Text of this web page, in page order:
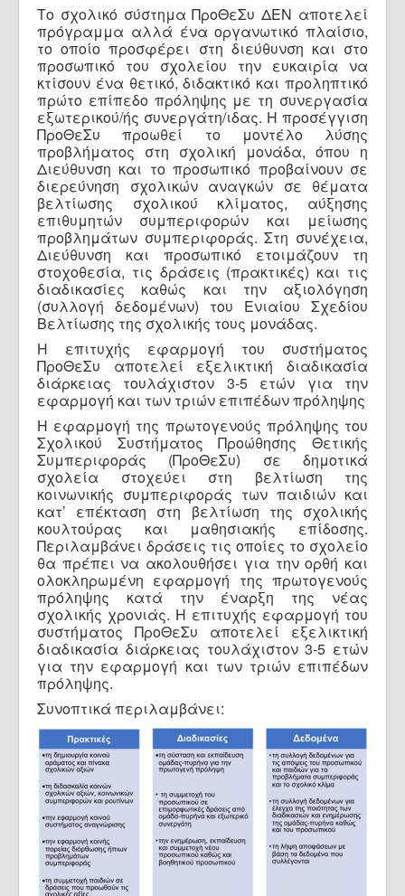
Το σχολικό σύστημα ΠροΘεΣυ ΔΕΝ αποτελεί
πρόγραμμα αλλά ένα οργανωτικό πλαίσιο,
το οποίο προσφέρει στη διεύθυνση και στο
προσωπικό του σχολείου την ευκαιρία να
κτίσουν ένα θετικό, διδακτικό και προληπτικό
πρώτο επίπεδο πρόληψης με τη συνεργασία
εξωτερικού/ής συνεργάτη/ιδας. Η προσέγγιση
ΠροΘεΣυ προωθεί το μοντέλο λύσης
προβλήματος στη σχολική μονάδα, όπου η
Διεύθυνση και το προσωπικό προβαίνουν σε
διερεύνηση σχολικών αναγκών σε θέματα
βελτίωσης σχολικού κλίματος, αύξησης
επιθυμητών συμπεριφορών και μείωσης
προβλημάτων συμπεριφοράς. Στη συνέχεια,
Διεύθυνση και προσωπικό ετοιμάζουν τη
στοχοθεσία, τις δράσεις (πρακτικές) και τις
διαδικασίες καθώς και την αξιολόγηση
(συλλογή δεδομένων) του Ενιαίου Σχεδίου
Βελτίωσης της σχολικής τους μονάδας.
Η επιτυχής εφαρμογή του συστήματος
ΠροΘεΣυ αποτελεί εξελικτική διαδικασία
διάρκειας τουλάχιστον 3-5 ετών για την
εφαρμογή και των τριών επιπέδων πρόληψης
Η εφαρμογή της πρωτογενούς πρόληψης του
Σχολικού Συστήματος Προώθησης Θετικής
Συμπεριφοράς (ΠροΘεΣυ) σε δημοτικά
σχολεία στοχεύει στη βελτίωση της
κοινωνικής συμπεριφοράς των παιδιών και
κατ’ επέκταση στη βελτίωση της σχολικής
κουλτούρας και μαθησιακής επίδοσης.
Περιλαμβάνει δράσεις τις οποίες το σχολείο
θα πρέπει να ακολουθήσει για την ορθή και
ολοκληρωμένη εφαρμογή της πρωτογενούς
πρόληψης κατά την έναρξη της νέας
σχολικής χρονιάς. Η επιτυχής εφαρμογή του
συστήματος ΠροΘεΣυ αποτελεί εξελικτική
διαδικασία διάρκειας τουλάχιστον 3-5 ετών
για την εφαρμογή και των τριών επιπέδων
πρόληψης.
Συνοπτικά περιλαμβάνει: